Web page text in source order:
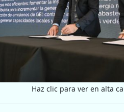
Haz clic para ver en alta